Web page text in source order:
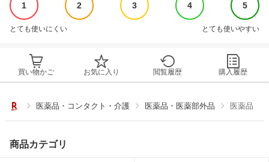
1 2 3 4 5
とても使いにくい とても使いやすい
買い物かご お気に入り 閲覧履歴 購入履歴
医薬品・コンタクト・介護 医薬品・医薬部外品 医薬品
商品カテゴリ